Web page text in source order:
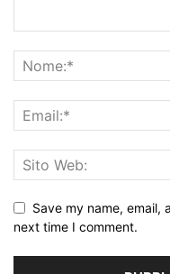
Save my name, email,
next time I comment.